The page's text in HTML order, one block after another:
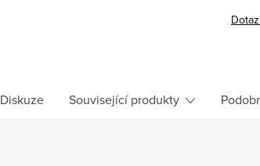
Diskuze Související produkty